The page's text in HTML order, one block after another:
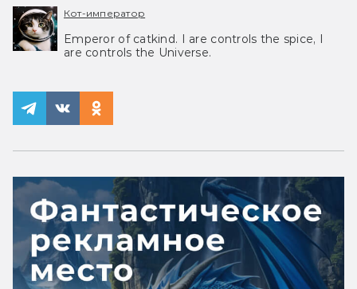
Кот-император
Emperor of catkind. I are controls the spice, I
are controls the Universe.